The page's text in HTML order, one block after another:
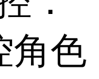
角色